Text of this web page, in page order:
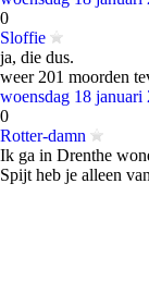
0
Sloffie
ja, die dus.
weer 201 moorden
woensdag 18 januari
0
Rotter-damn
Ik ga in Drenthe
Spijt heb je alleen